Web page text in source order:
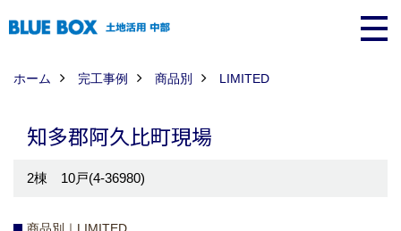
ホーム 完工事例 商品別 LIMITED
知多郡阿久比町現場
2棟 10戸(4-36980)